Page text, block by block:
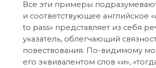
Все эти примеры
и соответствующее английское
to pass» представляет из себя
указатель, облегчающий
повествования. По-видимому
его эквивалентом слов «и»,